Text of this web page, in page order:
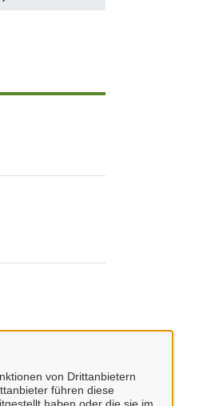
von Drittanbietern
führen diese